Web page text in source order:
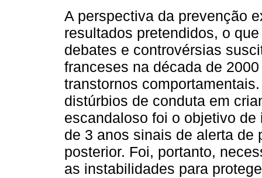
A perspectiva da prevenção
resultados pretendidos, o
debates e controvérsias
franceses na década de
transtornos
distúrbios de conduta em
escandaloso foi o objetivo
de 3 anos sinais de alerta
posterior. Foi, portanto,
as instabilidades para